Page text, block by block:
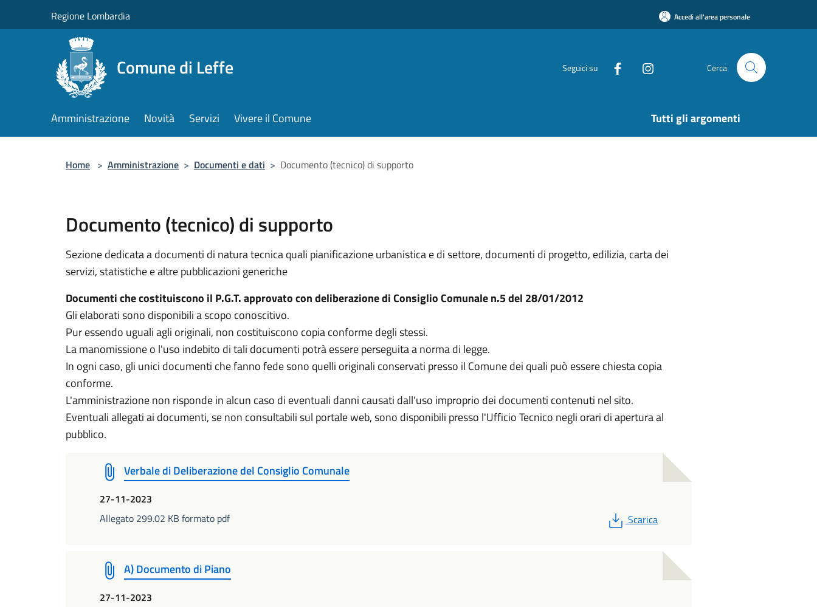
Regione Lombardia Accedi all'area personale
Comune di Leffe Seguici su Cerca
Amministrazione Novità Servizi Vivere il Comune Tutti gli argomenti
Home > Amministrazione > Documenti e dati > Documento (tecnico) di supporto
Documento (tecnico) di supporto
Sezione dedicata a documenti di natura tecnica quali pianificazione urbanistica e di settore, documenti di progetto, edilizia, carta dei
servizi, statistiche e altre pubblicazioni generiche
Documenti che costituiscono il P.G.T. approvato con deliberazione di Consiglio Comunale n.5 del 28/01/2012
Gli elaborati sono disponibili a scopo conoscitivo.
Pur essendo uguali agli originali, non costituiscono copia conforme degli stessi.
La manomissione o l'uso indebito di tali documenti potrà essere perseguita a norma di legge.
In ogni caso, gli unici documenti che fanno fede sono quelli originali conservati presso il Comune dei quali può essere chiesta copia
conforme.
L'amministrazione non risponde in alcun caso di eventuali danni causati dall'uso improprio dei documenti contenuti nel sito.
Eventuali allegati ai documenti, se non consultabili sul portale web, sono disponibili presso l'Ufficio Tecnico negli orari di apertura al
pubblico.
Verbale di Deliberazione del Consiglio Comunale
27-11-2023
Allegato 299.02 KB formato pdf
PDF
Scarica
A) Documento di Piano
27-11-2023